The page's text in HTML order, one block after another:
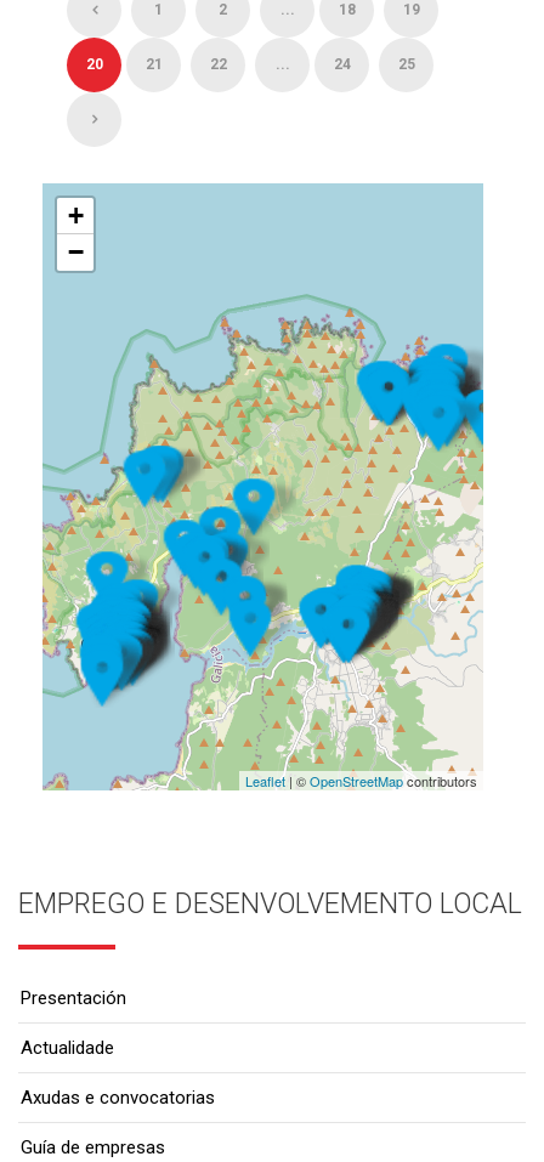
1 2 ... 18 19
20 21 22 ... 24 25
+
−
Leaflet| ©OpenStreetMapcontributors
EMPREGO E DESENVOLVEMENTO LOCAL
Presentación
Actualidade
Axudas e convocatorias
Guía de empresas